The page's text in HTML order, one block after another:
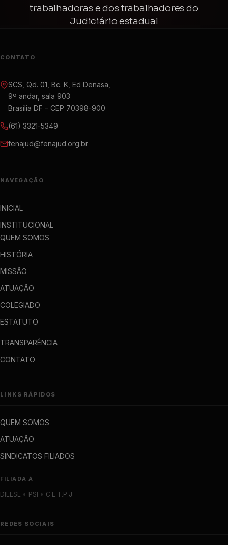
trabalhadoras e dos trabalhadores do
Judiciário estadual
CONTATO
SCS, Qd. 01, Bc. K, Ed Denasa,
9º andar, sala 903
Brasília DF – CEP 70398-900
(61) 3321-5349
fenajud@fenajud.org.br
NAVEGAÇÃO
INICIAL
INSTITUCIONAL
QUEM SOMOS
HISTÓRIA
MISSÃO
ATUAÇÃO
COLEGIADO
ESTATUTO
TRANSPARÊNCIA
CONTATO
LINKS RÁPIDOS
QUEM SOMOS
ATUAÇÃO
SINDICATOS FILIADOS
FILIADA À
DIEESE • PSI • C.L.T.P.J
REDES SOCIAIS